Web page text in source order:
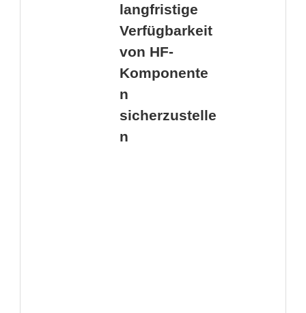
langfristige
Verfügbarkeit
von HF-
Komponente
n
sicherzustelle
n